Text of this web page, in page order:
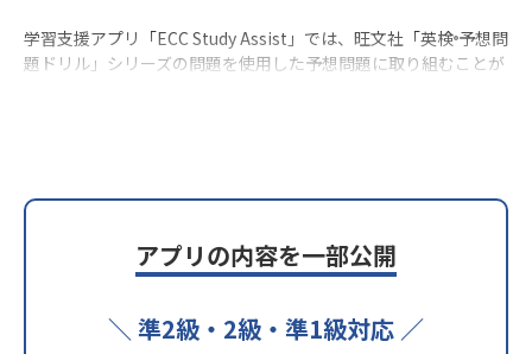
学習支援アプリ「ECC Study Assist」では、旺文社「英検®予想問
題ドリル」シリーズの問題を使用した予想問題に取り組むことが
ップを図ることができます。
アプリの内容を一部公開
＼ 準2級・2級・準1級対応 ／